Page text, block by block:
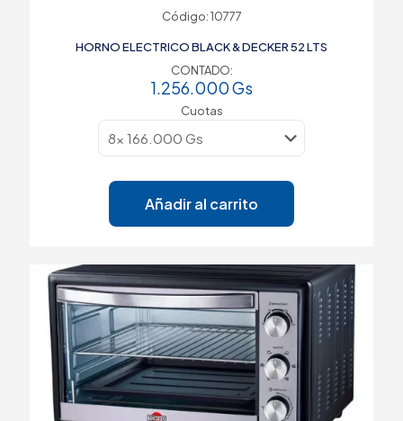
Código: 10777
HORNO ELECTRICO BLACK & DECKER 52 LTS
CONTADO:
1.256.000Gs
Cuotas
Añadir al carrito